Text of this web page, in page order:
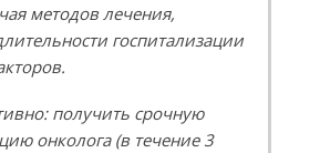
методов лечения,
госпитализации
получить срочную
онколога (в течение 3